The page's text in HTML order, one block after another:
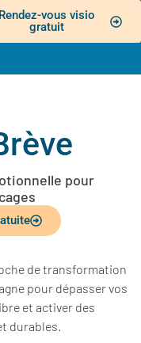
Rendez-vous visio
gratuit
pour
de transformation
pour dépasser vos
et activer des
durables.